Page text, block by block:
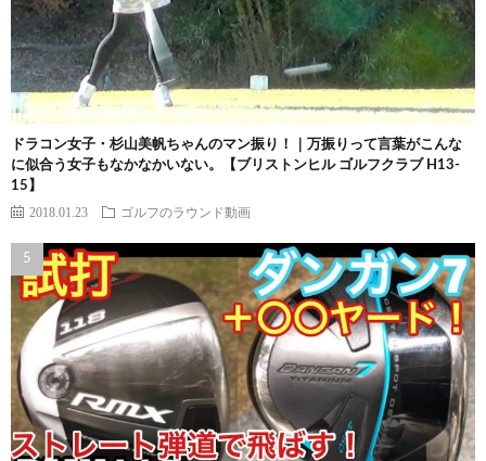
ドラコン女子・杉山美帆ちゃんのマン振り！｜万振りって言葉がこんな
に似合う女子もなかなかいない。【ブリストンヒル ゴルフクラブ H13-
15】
2018.01.23 ゴルフのラウンド動画